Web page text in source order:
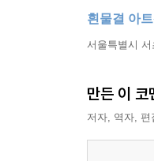
흰물결 아
서울특별시
만든 이 코
저자, 역자,